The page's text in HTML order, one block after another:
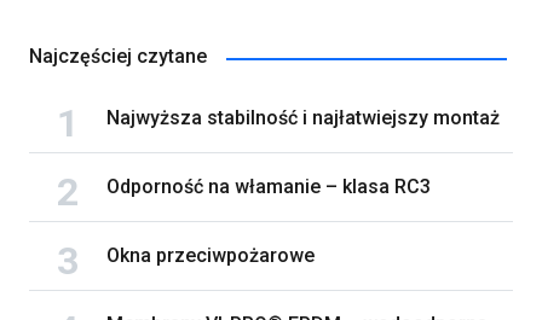
Najczęściej czytane
Najwyższa stabilność i najłatwiejszy montaż
Odporność na włamanie – klasa RC3
Okna przeciwpożarowe